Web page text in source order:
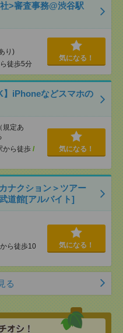
>審査事務@渋谷駅
り)
徒歩5分
気になる！
】iPhoneなどスマホの
定あ
から徒歩 /
気になる！
ナクション＞ツアー
道館[アルバイト]
ら徒歩10
気になる！
る